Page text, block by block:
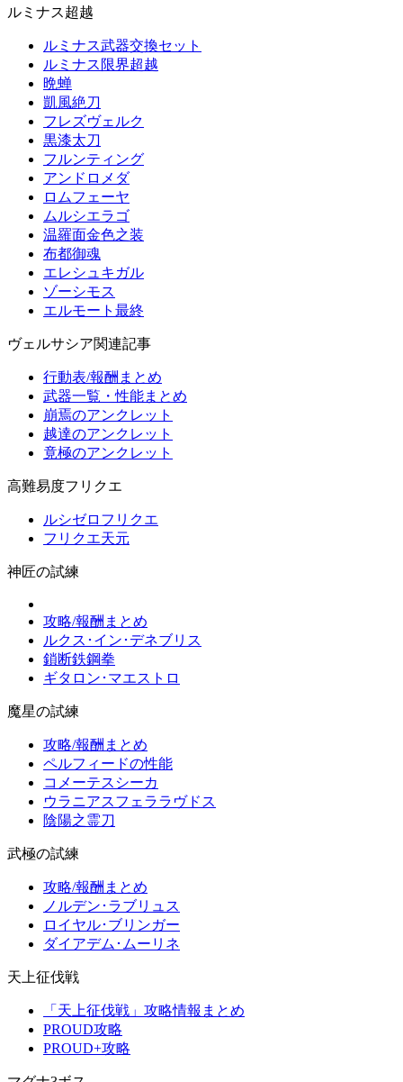
ルミナス超越
ルミナス武器交換セット
ルミナス限界超越
晩蝉
凱風絶刀
フレズヴェルク
黒漆太刀
フルンティング
アンドロメダ
ロムフェーヤ
ムルシエラゴ
温羅面金色之装
布都御魂
エレシュキガル
ゾーシモス
エルモート最終
ヴェルサシア関連記事
行動表/報酬まとめ
武器一覧・性能まとめ
崩焉のアンクレット
越達のアンクレット
竟極のアンクレット
高難易度フリクエ
ルシゼロフリクエ
フリクエ天元
神匠の試練
攻略/報酬まとめ
ルクス･イン･デネブリス
鎖断鉄鋼拳
ギタロン･マエストロ
魔星の試練
攻略/報酬まとめ
ペルフィードの性能
コメーテスシーカ
ウラニアスフェララヴドス
陰陽之霊刀
武極の試練
攻略/報酬まとめ
ノルデン･ラブリュス
ロイヤル･ブリンガー
ダイアデム･ムーリネ
天上征伐戦
「天上征伐戦」攻略情報まとめ
PROUD攻略
PROUD+攻略